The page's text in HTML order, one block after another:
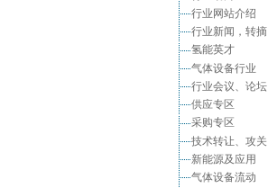
行业网站介绍
行业新闻，转摘
氢能英才
气体设备行业
行业会议、论坛
供应专区
采购专区
技术转让、攻关
新能源及应用
气体设备流动